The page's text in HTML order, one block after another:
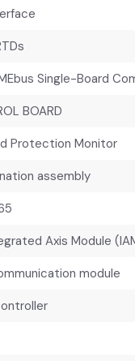
Single-Board
BOARD
Protection Monitor
assembly
Axis Module
module